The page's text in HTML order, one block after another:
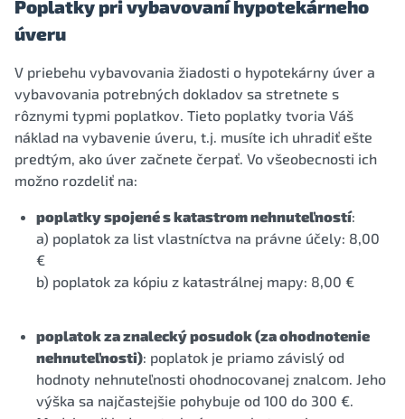
Poplatky pri vybavovaní hypotekárneho
úveru
V priebehu vybavovania žiadosti o hypotekárny úver a
vybavovania potrebných dokladov sa stretnete s
rôznymi typmi poplatkov. Tieto poplatky tvoria Váš
náklad na vybavenie úveru, t.j. musíte ich uhradiť ešte
predtým, ako úver začnete čerpať. Vo všeobecnosti ich
možno rozdeliť na:
poplatky spojené s katastrom nehnuteľností:
a) poplatok za list vlastníctva na právne účely: 8,00
€
b) poplatok za kópiu z katastrálnej mapy: 8,00 €
poplatok za znalecký posudok (za ohodnotenie
nehnuteľnosti): poplatok je priamo závislý od
hodnoty nehnuteľnosti ohodnocovanej znalcom. Jeho
výška sa najčastejšie pohybuje od 100 do 300 €.